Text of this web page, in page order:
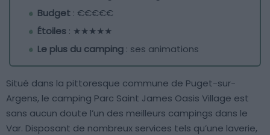
Budget : €€€€€
Étoiles : ★★★★★
Le plus du camping : ses animations
Situé dans la pittoresque commune de Puget-sur-
Argens, le camping Parc Saint James Oasis Village est
sans aucun doute l’un des meilleurs campings dans le
Var. Disposant de nombreux services tels qu’une laverie,